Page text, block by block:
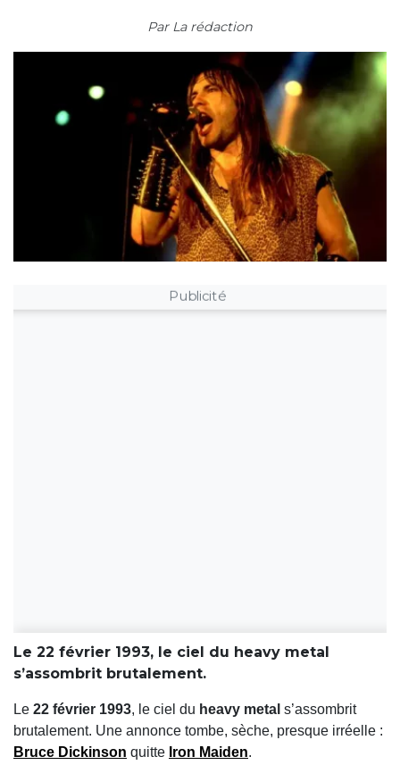
Par La rédaction
Publicité
Le 22 février 1993, le ciel du heavy metal
s’assombrit brutalement.
Le 22 février 1993, le ciel du heavy metal s’assombrit
brutalement. Une annonce tombe, sèche, presque irréelle :
Bruce Dickinson quitte Iron Maiden.